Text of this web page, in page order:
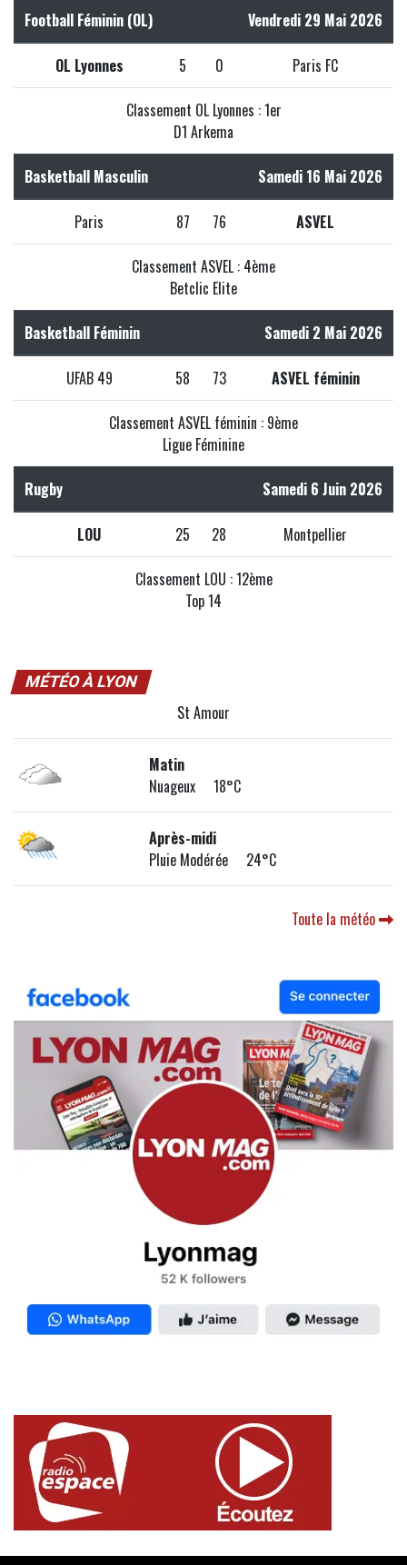
Football Féminin (OL) Vendredi 29 Mai 2026
OL Lyonnes 5 0 Paris FC
Classement OL Lyonnes : 1er
D1 Arkema
Basketball Masculin Samedi 16 Mai 2026
Paris 87 76 ASVEL
Classement ASVEL : 4ème
Betclic Elite
Basketball Féminin Samedi 2 Mai 2026
UFAB 49 58 73 ASVEL féminin
Classement ASVEL féminin : 9ème
Ligue Féminine
Rugby Samedi 6 Juin 2026
LOU 25 28 Montpellier
Classement LOU : 12ème
Top 14
MÉTÉO À LYON
St Amour
Matin
Nuageux 18°C
Après-midi
Pluie Modérée 24°C
Toute la météo